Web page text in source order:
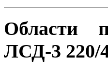
Области
ЛСД-3 220/